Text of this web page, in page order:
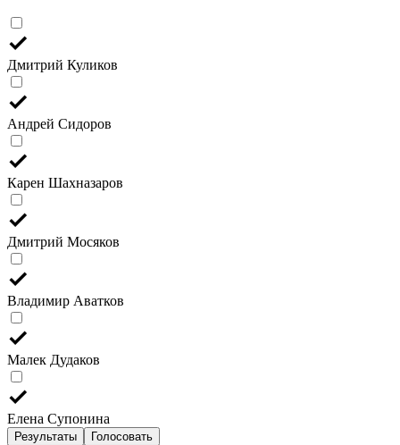
Дмитрий Куликов
Андрей Сидоров
Карен Шахназаров
Дмитрий Мосяков
Владимир Аватков
Малек Дудаков
Елена Супонина
Результаты Голосовать